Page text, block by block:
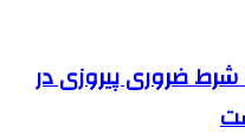
شرط ضروری پیروزی در